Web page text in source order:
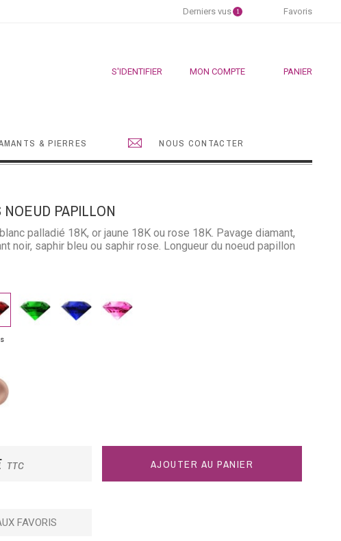
Derniers vus 1 Favoris
S'IDENTIFIER MON COMPTE PANIER
& PIERRES NOUS CONTACTER
PAPILLON
palladié 18K, or jaune 18K ou rose 18K. Pavage diamant,
noir, saphir bleu ou saphir rose. Longueur du noeud papillon
Emeraude
Saphir
bleu
Saphir
rose
TTC AJOUTER AU PANIER
FAVORIS